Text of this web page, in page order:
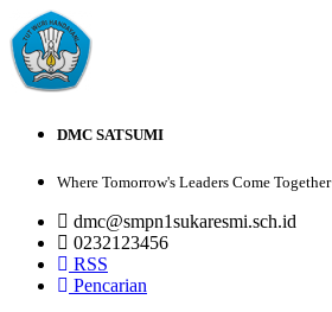
DMC SATSUMI
Where Tomorrow's Leaders Come Together
dmc@smpn1sukaresmi.sch.id
0232123456
RSS
Pencarian